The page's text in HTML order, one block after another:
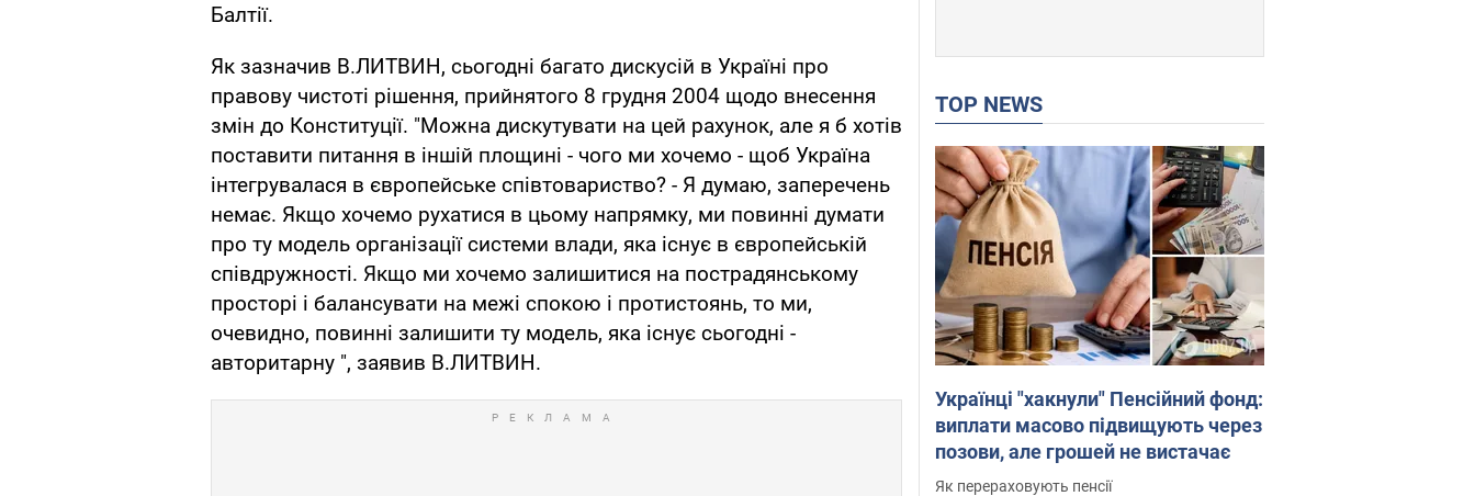
Балтії.
Як зазначив В.ЛИТВИН, сьогодні багато дискусій в Україні про
правову чистоті рішення, прийнятого 8 грудня 2004 щодо внесення
змін до Конституції. "Можна дискутувати на цей рахунок, але я б хотів
поставити питання в іншій площині - чого ми хочемо - щоб Україна
інтегрувалася в європейське співтовариство? - Я думаю, заперечень
немає. Якщо хочемо рухатися в цьому напрямку, ми повинні думати
про ту модель організації системи влади, яка існує в європейській
співдружності. Якщо ми хочемо залишитися на пострадянському
просторі і балансувати на межі спокою і протистоянь, то ми,
очевидно, повинні залишити ту модель, яка існує сьогодні -
авторитарну ", заявив В.ЛИТВИН.
TOP NEWS
Українці "хакнули" Пенсійний фонд:
виплати масово підвищують через
позови, але грошей не вистачає
Як перераховують пенсії